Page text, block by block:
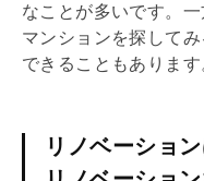
なことが多いです。一
マンションを探して
できることもあります
リノベーショ